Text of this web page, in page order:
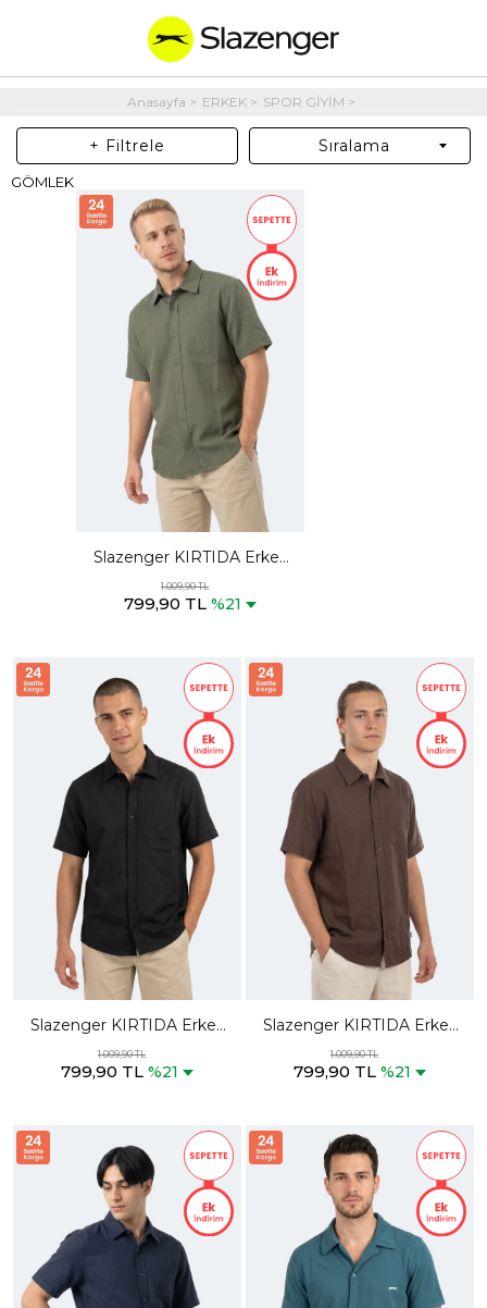
Anasayfa ERKEK SPOR GİYİM
+ Filtrele Sıralama
GÖMLEK
Slazenger KIRTIDA Erkek
Haki Gömlek
1.009,90 TL
799,90 TL %21
Slazenger KIRTIDA Erkek
Siyah Gömlek
1.009,90 TL
799,90 TL %21
Slazenger KIRTIDA Erkek
Kahve Gömlek
1.009,90 TL
799,90 TL %21